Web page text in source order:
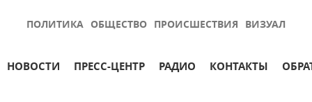
ПОЛИТИКА ОБЩЕСТВО ПРОИСШЕСТВИЯ ВИЗУАЛ
НОВОСТИ ПРЕСС-ЦЕНТР РАДИО КОНТАКТЫ